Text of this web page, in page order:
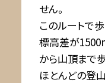
せん。
このルートで
標高差が
から山頂まで
ほとんどの登